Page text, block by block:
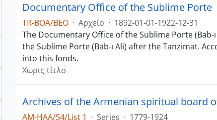
Documentary Office of the Sublime Porte
TR-BOA/BEO · Αρχείο · 1892-01-01-1922-12-31
The Documentary Office of the Sublime Porte
the Sublime Porte (Bab-ı Ali) after the Tanzimat.
into this fonds.
Χωρίς τίτλο
Archives of the Armenian spiritual board
AM-HAA/54/List 1 · Series · 1779-1924